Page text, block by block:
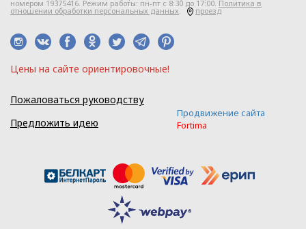
номером 19375416. Режим работы: пн-пт с 8:30 до 17:00.Политика в
отношении обработки персональных данных . проезд
Цeны нa caйтe opиeнтиpoвoчные!
Пожаловаться руководству
Предложить идею
Продвижение сайта
Fortima
данных разрабатываются
отношении персональных
«ЭлектроКабельКомплект».
Глава 2
регулирование
отношений
в сфере